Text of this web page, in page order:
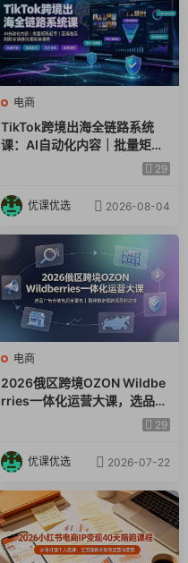
电商
TikTok跨境出海全链路系统
课：AI自动化内容｜批量矩阵
起号｜蓝海选品回款全链路出
29
优课优选 2026-08-04
电商
2026俄区跨境OZON Wildbe
rries一体化运营大课，选品广
告仓储售后全覆盖，搭建稳定
29
优课优选 2026-07-22